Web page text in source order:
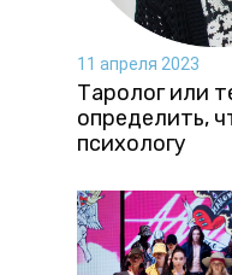
11 апреля 2023
Таролог или
определить,
психологу